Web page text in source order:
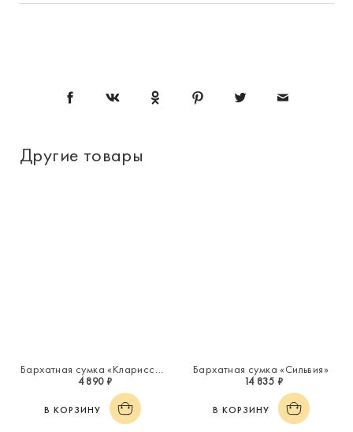
Другие товары
Бархатная сумка «Кларисса»
4 890 ₽
В КОРЗИНУ
Бархатная сумка «Сильвия»
14 835 ₽
В КОРЗИНУ